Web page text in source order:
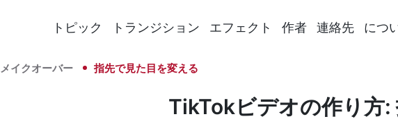
トピック トランジション エフェクト 作者 連絡先 につ
メイクオーバー 指先で見た目を変える
TikTokビデオの作り方